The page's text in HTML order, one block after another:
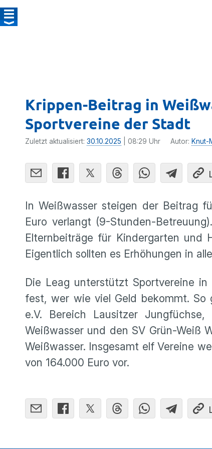
Krippen-Beitrag in
Sportvereine der Stadt
Zuletzt aktualisiert: 30.10.2025 | 08:29 Uhr Autor: Knut-
In Weißwasser steigen der Beitrag
Euro verlangt (9-Stunden-
Elternbeiträge für Kindergarten
Eigentlich sollten es Erhöhungen in
Die Leag unterstützt Sportvereine
fest, wer wie viel Geld bekommt. So
e.V. Bereich Lausitzer
Weißwasser und den SV Grün-Weiß
Weißwasser. Insgesamt elf Vereine
von 164.000 Euro vor.